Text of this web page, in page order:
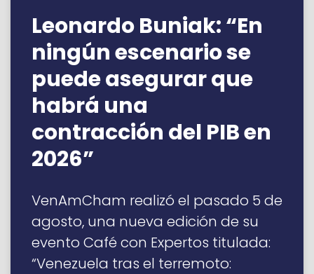
Leonardo Buniak: “En
ningún escenario se
puede asegurar que
habrá una
contracción del PIB en
2026”
VenAmCham realizó el pasado 5 de
agosto, una nueva edición de su
evento Café con Expertos titulada:
“Venezuela tras el terremoto: